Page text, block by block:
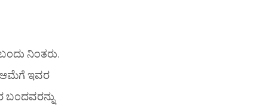
ನಿಂತರು.
ಆಮೆಗೆ ಇವರ
ಬಂದವರನ್ನು